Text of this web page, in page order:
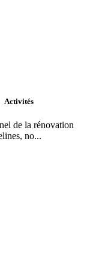
Activités
de la rénovation
no...